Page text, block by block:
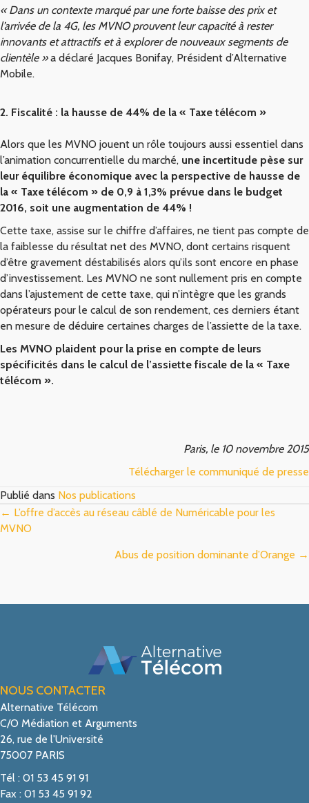
« Dans un contexte marqué par une forte baisse des prix et
l’arrivée de la 4G, les MVNO prouvent leur capacité à rester
innovants et attractifs et à explorer de nouveaux segments de
clientèle »a déclaré Jacques Bonifay, Président d’Alternative
Mobile.
2. Fiscalité : la hausse de 44% de la « Taxe télécom »
Alors que les MVNO jouent un rôle toujours aussi essentiel dans
l’animation concurrentielle du marché, une incertitude pèse sur
leur équilibre économique avec la perspective de hausse de
la « Taxe télécom » de 0,9 à 1,3% prévue dans le budget
2016, soit une augmentation de 44% !
Cette taxe, assise sur le chiffre d’affaires, ne tient pas compte de
la faiblesse du résultat net des MVNO, dont certains risquent
d’être gravement déstabilisés alors qu’ils sont encore en phase
d’investissement. Les MVNO ne sont nullement pris en compte
dans l’ajustement de cette taxe, qui n’intègre que les grands
opérateurs pour le calcul de son rendement, ces derniers étant
en mesure de déduire certaines charges de l’assiette de la taxe.
Les MVNO plaident pour la prise en compte de leurs
spécificités dans le calcul de l’assiette fiscale de la « Taxe
télécom ».
Paris, le 10 novembre 2015
Télécharger le communiqué de presse
Publié dans Nos publications
Posts
← L’offre d’accès au réseau câblé de Numéricable pour les
MVNO
Abus de position dominante d’Orange →
NOUS CONTACTER
Alternative Télécom
C/O Médiation et Arguments
26, rue de l'Université
75007 PARIS
Tél : 01 53 45 91 91
Fax : 01 53 45 91 92